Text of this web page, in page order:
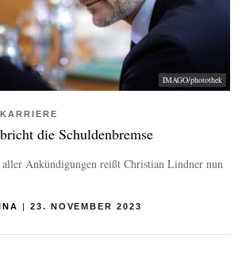
IMAGO/photothek
die Schuldenbremse
Ankündigungen reißt Christian Lindner nun
| 23. NOVEMBER 2023